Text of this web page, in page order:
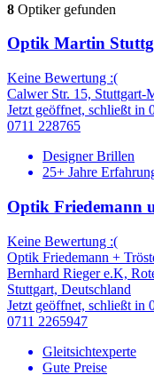
8 Optiker gefunden
Optik Martin
Keine Bewertung :(
Calwer Str. 15, Stuttgart-
Jetzt geöffnet, schließt in
0711 228765
Designer Brillen
25+ Jahre
Optik Friedemann
Keine Bewertung :(
Optik Friedemann +
Bernhard Rieger e.K,
Stuttgart, Deutschland
Jetzt geöffnet, schließt in
0711 2265947
Gleitsichtexperte
Gute Preise